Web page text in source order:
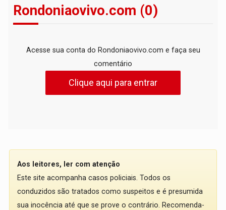
Rondoniaovivo.com (0)
Acesse sua conta do Rondoniaovivo.com e faça seu
comentário
Clique aqui para entrar
Aos leitores, ler com atenção
Este site acompanha casos policiais. Todos os
conduzidos são tratados como suspeitos e é presumida
sua inocência até que se prove o contrário. Recomenda-